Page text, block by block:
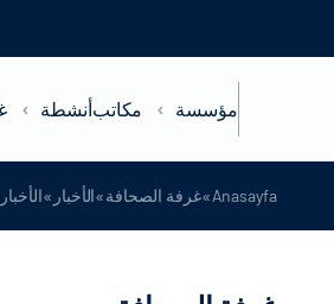
مؤسسة مكاتبأنشطة
Anasayfa
»غرفة الصحافة»الأخبار »الأخبار